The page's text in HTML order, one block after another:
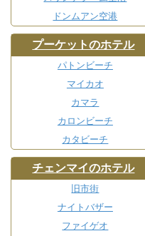
ドンムアン空港
プーケットのホテル
パトンビーチ
マイカオ
カマラ
カロンビーチ
カタビーチ
チェンマイのホテル
旧市街
ナイトバザー
ファイゲオ